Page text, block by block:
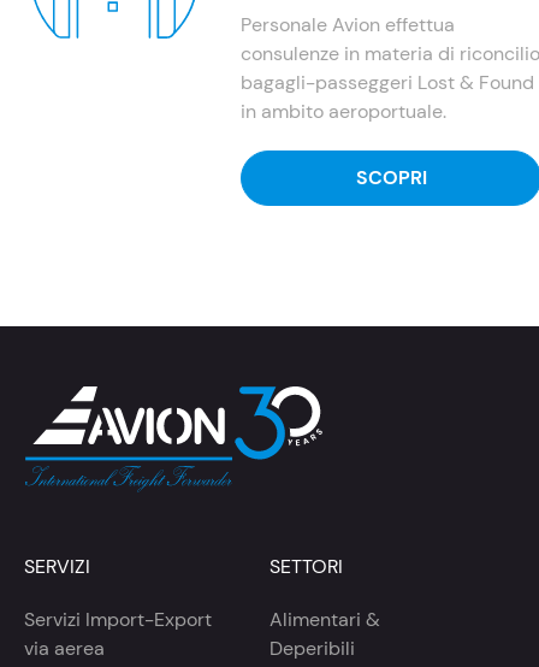
Personale Avion effettua
consulenze in materia di riconcilio
bagagli-passeggeri Lost & Found
in ambito aeroportuale.
SCOPRI
SERVIZI
Servizi Import-Export
via aerea
SETTORI
Alimentari &
Deperibili